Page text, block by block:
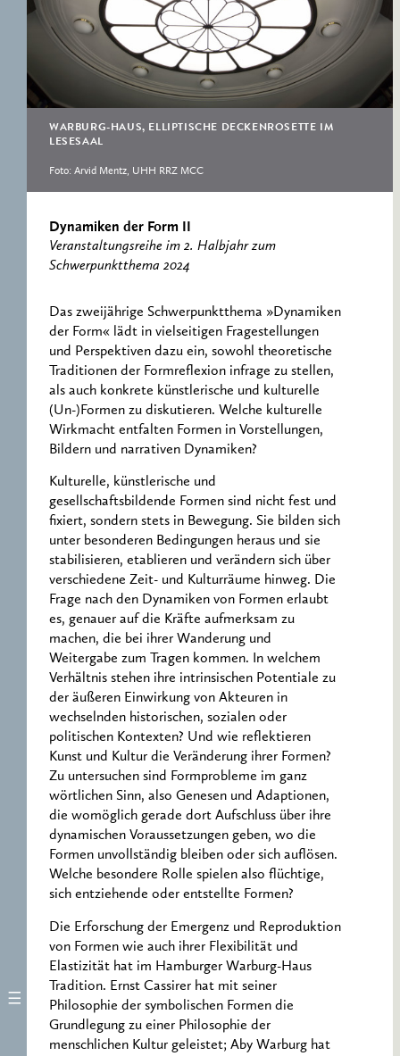
ERNST CASSIRER
ARBEITSSTELLE 1997-
2007
WARBURG-HAUS, ELLIPTISCHE DECKENROSETTE IM
LESESAAL
Foto: Arvid Mentz, UHH RRZ MCC
Dynamiken der Form II
Veranstaltungsreihe im 2. Halbjahr zum
Schwerpunktthema 2024
Das zweijährige Schwerpunktthema »Dynamiken
der Form« lädt in vielseitigen Fragestellungen
und Perspektiven dazu ein, sowohl theoretische
Traditionen der Formreflexion infrage zu stellen,
als auch konkrete künstlerische und kulturelle
(Un-)Formen zu diskutieren. Welche kulturelle
Wirkmacht entfalten Formen in Vorstellungen,
Bildern und narrativen Dynamiken?
Kulturelle, künstlerische und
gesellschaftsbildende Formen sind nicht fest und
fixiert, sondern stets in Bewegung. Sie bilden sich
unter besonderen Bedingungen heraus und sie
stabilisieren, etablieren und verändern sich über
verschiedene Zeit- und Kulturräume hinweg. Die
Frage nach den Dynamiken von Formen erlaubt
es, genauer auf die Kräfte aufmerksam zu
machen, die bei ihrer Wanderung und
Weitergabe zum Tragen kommen. In welchem
Verhältnis stehen ihre intrinsischen Potentiale zu
der äußeren Einwirkung von Akteuren in
wechselnden historischen, sozialen oder
politischen Kontexten? Und wie reflektieren
Kunst und Kultur die Veränderung ihrer Formen?
Zu untersuchen sind Formprobleme im ganz
wörtlichen Sinn, also Genesen und Adaptionen,
die womöglich gerade dort Aufschluss über ihre
dynamischen Voraussetzungen geben, wo die
Formen unvollständig bleiben oder sich auflösen.
Welche besondere Rolle spielen also flüchtige,
sich entziehende oder entstellte Formen?
Die Erforschung der Emergenz und Reproduktion
von Formen wie auch ihrer Flexibilität und
Elastizität hat im Hamburger Warburg-Haus
Tradition. Ernst Cassirer hat mit seiner
Philosophie der symbolischen Formen die
Grundlegung zu einer Philosophie der
menschlichen Kultur geleistet; Aby Warburg hat